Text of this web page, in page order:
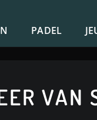
PADEL
VAN